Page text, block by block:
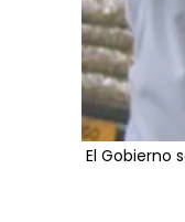
El Gobierno